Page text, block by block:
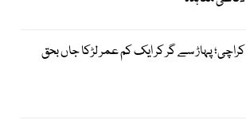
کراچی؛ پہاڑ سے گر کر ایک کم عمر لڑکا جاں بحق